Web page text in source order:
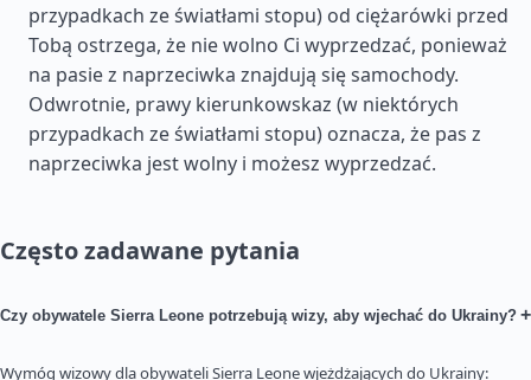
przypadkach ze światłami stopu) od ciężarówki przed
Tobą ostrzega, że nie wolno Ci wyprzedzać, ponieważ
na pasie z naprzeciwka znajdują się samochody.
Odwrotnie, prawy kierunkowskaz (w niektórych
przypadkach ze światłami stopu) oznacza, że pas z
naprzeciwka jest wolny i możesz wyprzedzać.
Często zadawane pytania
Czy obywatele Sierra Leone potrzebują wizy, aby wjechać do Ukrainy? +
Wymóg wizowy dla obywateli Sierra Leone wjeżdżających do Ukrainy: